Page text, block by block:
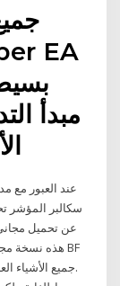
مبدأ
عند العبور مع
سكالبر المؤشر
عن تحميل